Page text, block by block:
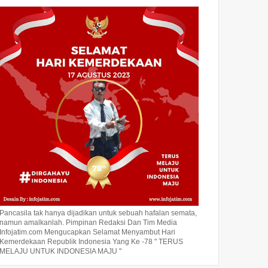
Pancasila tak hanya dijadikan untuk sebuah hafalan semata,
namun amalkanlah. Pimpinan Redaksi Dan Tim Media
Infojatim.com Mengucapkan Selamat Menyambut Hari
Kemerdekaan Republik Indonesia Yang Ke -78 " TERUS
MELAJU UNTUK INDONESIA MAJU "